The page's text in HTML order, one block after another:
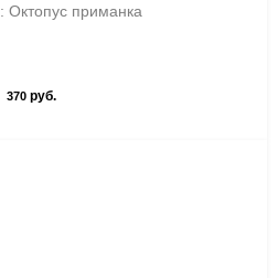
Октопус приманка
370руб.